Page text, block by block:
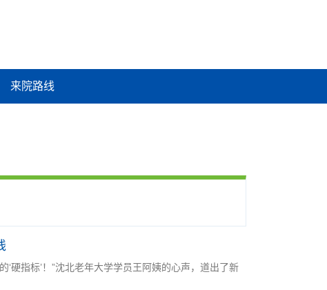
来院路线
硬指标’！”沈北老年大学学员王阿姨的心声，道出了新